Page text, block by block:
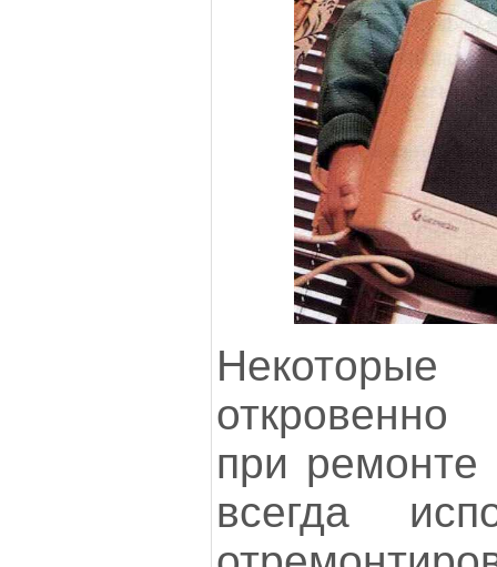
при ремонте
всегда